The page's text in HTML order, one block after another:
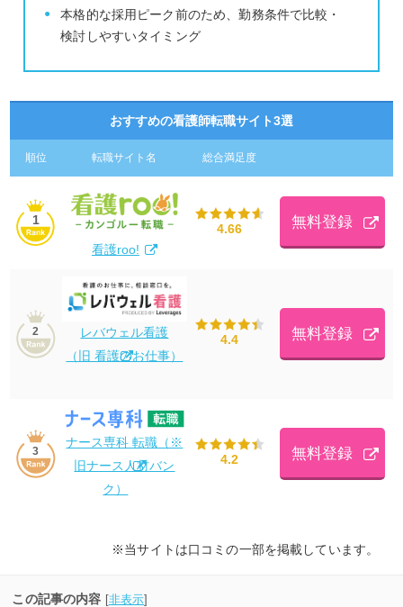
本格的な採用ピーク前のため、勤務条件で比較・
検討しやすいタイミング
おすすめの看護師転職サイト3選
順位 転職サイト名 総合満足度
1
看護roo!
4.66 無料登録
2
レバウェル看護
（旧 看護のお仕事）
4.4 無料登録
3
ナース専科 転職（※
旧ナース人材バン
ク）
4.2 無料登録
※当サイトは口コミの一部を掲載しています。
この記事の内容 [非表示]